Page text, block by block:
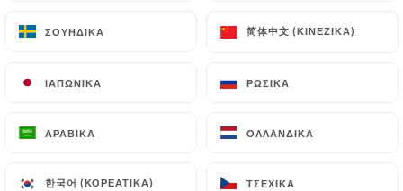
ΣΟΥΗΔΙΚΆ 简体中文 (ΚΙΝΈΖΙΚΑ)
ΙΑΠΩΝΙΚΆ ΡΩΣΙΚΆ
ΑΡΑΒΙΚΆ ΟΛΛΑΝΔΙΚΆ
한국어 (ΚΟΡΕΆΤΙΚΑ) ΤΣΈΧΙΚΑ
ΣΟΥΗΔΙΚΆ 简体中文 (ΚΙΝΈΖΙΚΑ)
ΙΑΠΩΝΙΚΆ ΡΩΣΙΚΆ
ΑΡΑΒΙΚΆ ΟΛΛΑΝΔΙΚΆ
한국어 (ΚΟΡΕΆΤΙΚΑ) ΤΣΈΧΙΚΑ